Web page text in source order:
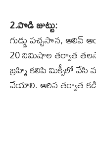
2.పొడి జుట్టు:
గుడ్డు పచ్చసొన, ఆలివ్‌
20 నిమిషాల తర్వాత
బ్రహ్మి కలిపి మిక్సీలో వేసి
వేయాలి. ఆరిన తర్వాత